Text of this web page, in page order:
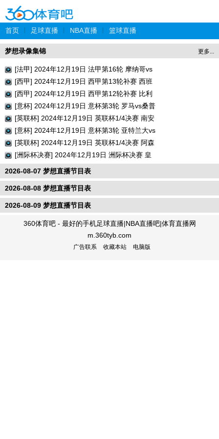
首页 足球直播 NBA直播 篮球直播
更多...
梦想录像集锦
[法甲] 2024年12月19日 法甲第16轮 摩纳哥vs
巴黎圣日耳曼 全场录像回放
[西甲] 2024年12月19日 西甲第13轮补赛 西班
牙人vs瓦伦西亚 全场录像回放
[西甲] 2024年12月19日 西甲第12轮补赛 比利
亚雷亚尔vs巴列卡诺 全场录像回放
[意杯] 2024年12月19日 意杯第3轮 罗马vs桑普
多利亚 全场录像回放
[英联杯] 2024年12月19日 英联杯1/4决赛 南安
普顿vs利物浦 全场录像回放
[意杯] 2024年12月19日 意杯第3轮 亚特兰大vs
切塞纳 全场录像回放
[英联杯] 2024年12月19日 英联杯1/4决赛 阿森
纳vs水晶宫 全场录像回放
[洲际杯决赛] 2024年12月19日 洲际杯决赛 皇
家马德里vs帕丘卡 全场录像回放
2026-08-07 梦想直播节目表
2026-08-08 梦想直播节目表
2026-08-09 梦想直播节目表
360体育吧 - 最好的手机足球直播|NBA直播吧|体育直播网
m.360tyb.com
广告联系 收藏本站 电脑版